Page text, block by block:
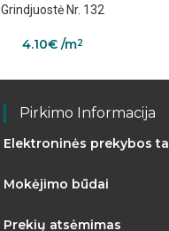
Grindjuostė Nr. 132
4.10€/m2
Pirkimo Informacija
Elektroninės prekybos
Mokėjimo būdai
Prekių atsėmimas